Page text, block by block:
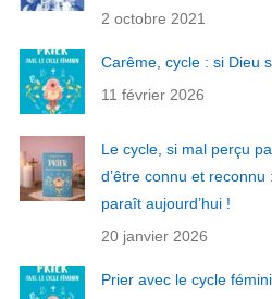
2 octobre 2021
Carême, cycle : si Dieu
11 février 2026
Le cycle, si mal perçu
d’être connu et
paraît aujourd’hui !
20 janvier 2026
Prier avec le cycle